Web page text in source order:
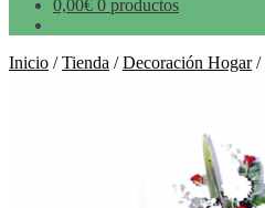
0,00€ 0 productos
Inicio /Tienda /Decoración Hogar/